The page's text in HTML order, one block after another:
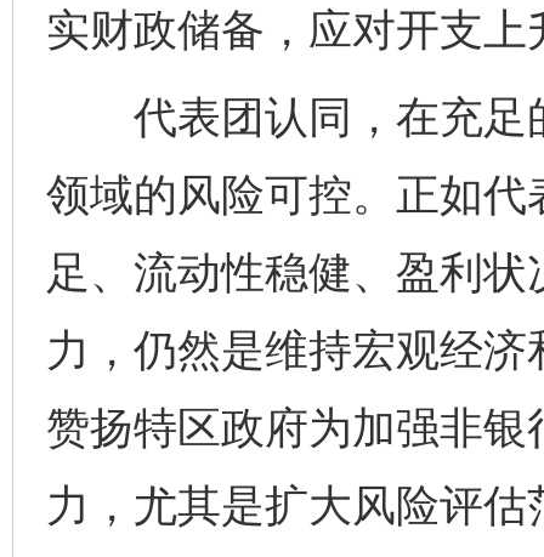
实财政储备，应对开支上
代表团认同，在充足
领域的风险可控。正如
足、流动性稳健、盈利
力，仍然是维持宏观经
赞扬特区政府为加强非
力，尤其是扩大风险评